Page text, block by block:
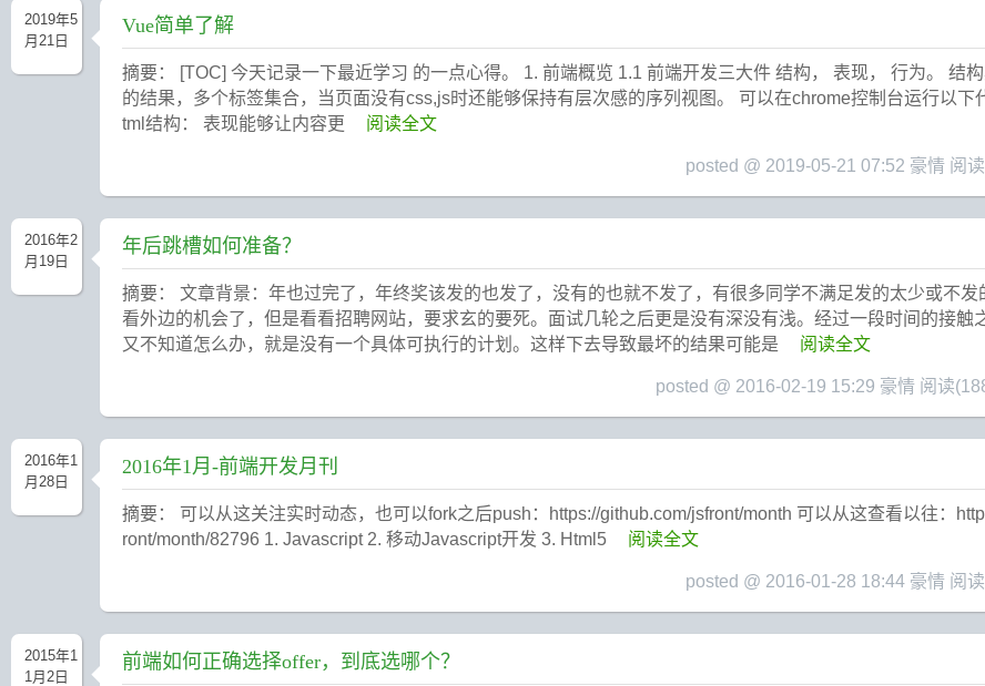
2019年5
月21日
Vue简单了解
摘要： [TOC] 今天记录一下最近学习 的一点心得。 1. 前端概览 1.1 前端开发三大件 结构， 表现， 行为。 结
的结果，多个标签集合，当页面没有css,js时还能够保持有层次感的序列视图。 可以在chrome控制台运行以下
tml结构： 表现能够让内容更
阅读全文
posted @ 2019-05-21 07:52 豪情 阅
2016年2
月19日
年后跳槽如何准备？
摘要： 文章背景：年也过完了，年终奖该发的也发了，没有的也就不发了，有很多同学不满足发的太少或不发
看外边的机会了，但是看看招聘网站，要求玄的要死。面试几轮之后更是没有深没有浅。经过一段时间的接触
又不知道怎么办，就是没有一个具体可执行的计划。这样下去导致最坏的结果可能是
阅读全文
posted @ 2016-02-19 15:29 豪情 阅读
2016年1
月28日
2016年1月-前端开发月刊
摘要： 可以从这关注实时动态，也可以fork之后push：https://github.com/jsfront/month 可以从这查看以往：
ront/month/82796 1. Javascript 2. 移动Javascript开发 3. Html5
阅读全文
posted @ 2016-01-28 18:44 豪情 阅
2015年1
1月2日
前端如何正确选择offer，到底选哪个？